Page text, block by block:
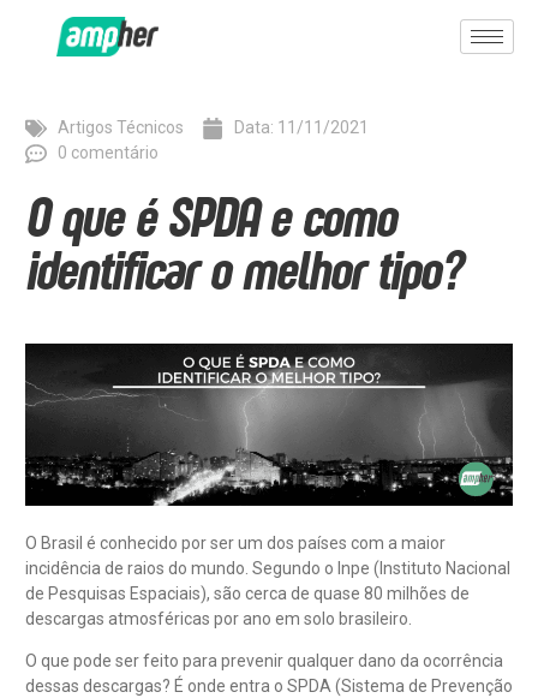
Artigos Técnicos Data: 11/11/2021
0 comentário
O que é SPDA e como
identificar o melhor tipo?
O Brasil é conhecido por ser um dos países com a maior
incidência de raios do mundo. Segundo o Inpe (Instituto Nacional
de Pesquisas Espaciais), são cerca de quase 80 milhões de
descargas atmosféricas por ano em solo brasileiro.
O que pode ser feito para prevenir qualquer dano da ocorrência
dessas descargas? É onde entra o SPDA (Sistema de Prevenção